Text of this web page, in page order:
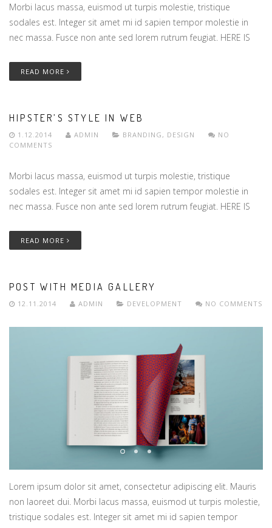
Morbi lacus massa, euismod ut turpis molestie, tristique
sodales est. Integer sit amet mi id sapien tempor molestie in
nec massa. Fusce non ante sed lorem rutrum feugiat. HERE IS
READ MORE
HIPSTER’S STYLE IN WEB
1.12.2014 ADMIN BRANDING , DESIGN
NO
COMMENTS
Morbi lacus massa, euismod ut turpis molestie, tristique
sodales est. Integer sit amet mi id sapien tempor molestie in
nec massa. Fusce non ante sed lorem rutrum feugiat. HERE IS
READ MORE
POST WITH MEDIA GALLERY
12.11.2014 ADMIN DEVELOPMENT NO COMMENTS
Lorem ipsum dolor sit amet, consectetur adipiscing elit. Mauris
non laoreet dui. Morbi lacus massa, euismod ut turpis molestie,
tristique sodales est. Integer sit amet mi id sapien tempor